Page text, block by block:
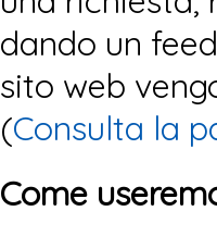
dando un
sito web
(Consulta la
Come